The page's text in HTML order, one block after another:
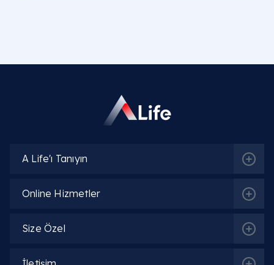
A Life'ı Tanıyın
Online Hizmetler
Size Özel